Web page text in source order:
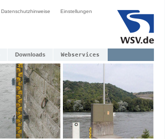
Datenschutzhinweise Einstellungen
Downloads Webservices